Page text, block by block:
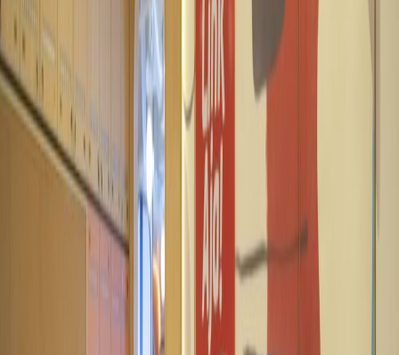
The business centre serviced office location is
housed on the 16th floor of Sudirman 7.8, one
of premium grade A building located in the
heart of Jakarta's Central Business District.
Sudirman 7.8 is brand new Jakarta's
skyscraper located on Sudirman Street, the
most established business district in Jakarta. It
boasts direct access to Setiabudi Astra MRT
Station, and this location also offers easy
access to numerous nearby hotels,
apartments, shopping malls, embassies and
restaurants. Within walking distance to Trans
Jakarta Bus Stop 50 mins to Soekarno Hatta
International Airport